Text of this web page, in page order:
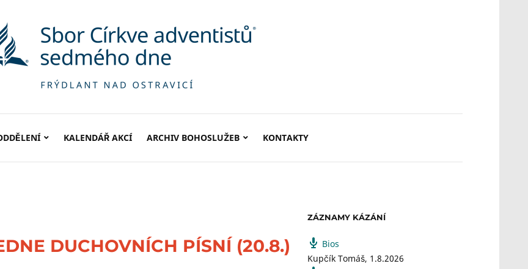
KALENDÁŘ AKCÍ ARCHIV BOHOSLUŽEB KONTAKTY
DUCHOVNÍCH PÍSNÍ (20.8.)
ZÁZNAMY KÁZÁNÍ
Bios
Kupčík Tomáš, 1.8.2026